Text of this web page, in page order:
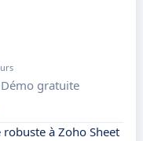
Démo gratuite
à Zoho Sheet